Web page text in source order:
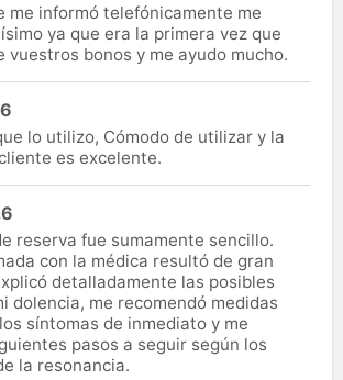
me informó telefónicamente me
ya que era la primera vez que
vuestros bonos y me ayudo mucho.
lo utilizo, Cómodo de utilizar y la
es excelente.
reserva fue sumamente sencillo.
con la médica resultó de gran
detalladamente las posibles
dolencia, me recomendó medidas
síntomas de inmediato y me
pasos a seguir según los
la resonancia.